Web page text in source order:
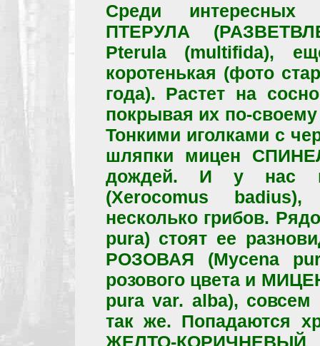
Среди
ПТЕРУЛА
Pterula (multifida),
коротенькая (фото
года). Растет на
покрывая их по-своему
Тонкими иголками с
шляпки мицен
дождей. И у нас
(Xerocomus
несколько грибов.
pura) стоят ее
РОЗОВАЯ (Mycena
розового цвета и
pura var. alba),
так же. Попадаются
ЖЕЛТО-